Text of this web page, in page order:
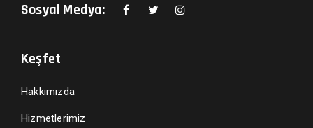
Sosyal Medya:
Keşfet
Hakkımızda
Hizmetlerimiz